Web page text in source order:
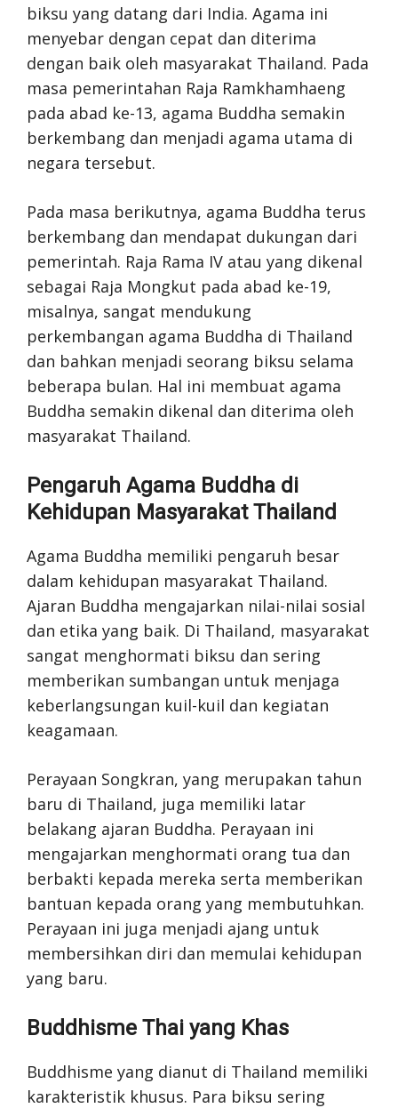
biksu yang datang dari India. Agama ini
menyebar dengan cepat dan diterima
dengan baik oleh masyarakat Thailand. Pada
masa pemerintahan Raja Ramkhamhaeng
pada abad ke-13, agama Buddha semakin
berkembang dan menjadi agama utama di
negara tersebut.
Pada masa berikutnya, agama Buddha terus
berkembang dan mendapat dukungan dari
pemerintah. Raja Rama IV atau yang dikenal
sebagai Raja Mongkut pada abad ke-19,
misalnya, sangat mendukung
perkembangan agama Buddha di Thailand
dan bahkan menjadi seorang biksu selama
beberapa bulan. Hal ini membuat agama
Buddha semakin dikenal dan diterima oleh
masyarakat Thailand.
Pengaruh Agama Buddha di
Kehidupan Masyarakat Thailand
Agama Buddha memiliki pengaruh besar
dalam kehidupan masyarakat Thailand.
Ajaran Buddha mengajarkan nilai-nilai sosial
dan etika yang baik. Di Thailand, masyarakat
sangat menghormati biksu dan sering
memberikan sumbangan untuk menjaga
keberlangsungan kuil-kuil dan kegiatan
keagamaan.
Perayaan Songkran, yang merupakan tahun
baru di Thailand, juga memiliki latar
belakang ajaran Buddha. Perayaan ini
mengajarkan menghormati orang tua dan
berbakti kepada mereka serta memberikan
bantuan kepada orang yang membutuhkan.
Perayaan ini juga menjadi ajang untuk
membersihkan diri dan memulai kehidupan
yang baru.
Buddhisme Thai yang Khas
Buddhisme yang dianut di Thailand memiliki
karakteristik khusus. Para biksu sering